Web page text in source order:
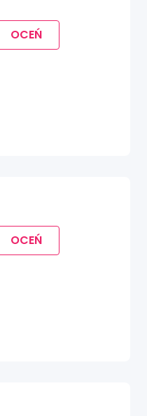
OCEŃ
OCEŃ